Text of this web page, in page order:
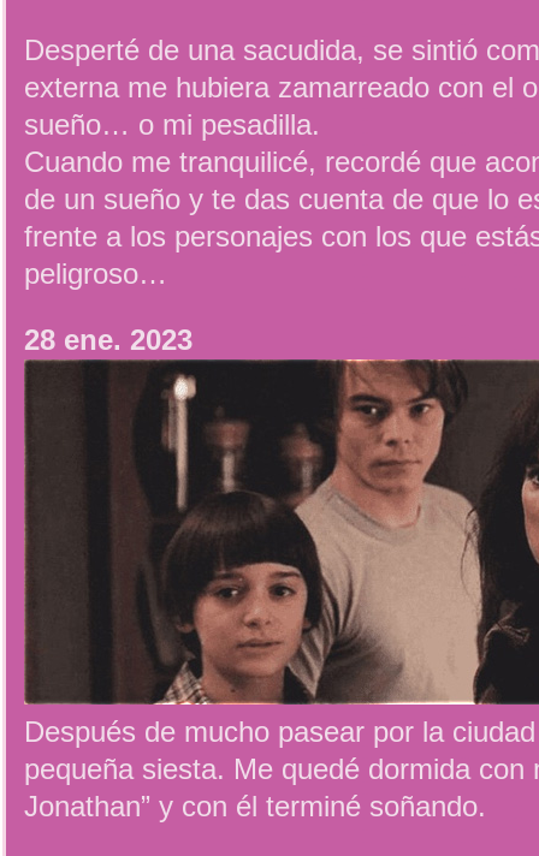
Desperté de una sacudida, se sintió
externa me hubiera zamarreado con el
sueño… o mi pesadilla.
Cuando me tranquilicé, recordé que
de un sueño y te das cuenta de que lo
frente a los personajes con los que
peligroso…
28 ene. 2023
Después de mucho pasear por la
pequeña siesta. Me quedé dormida con
Jonathan” y con él terminé soñando.